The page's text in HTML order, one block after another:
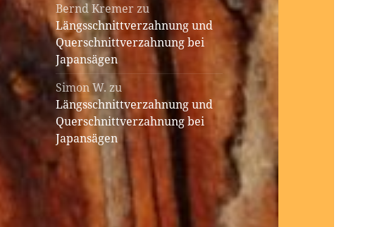
Bernd Kremerzu
Längsschnittverzahnung und
Querschnittverzahnung bei
Japansägen
Simon W. zu
Längsschnittverzahnung und
Querschnittverzahnung bei
Japansägen